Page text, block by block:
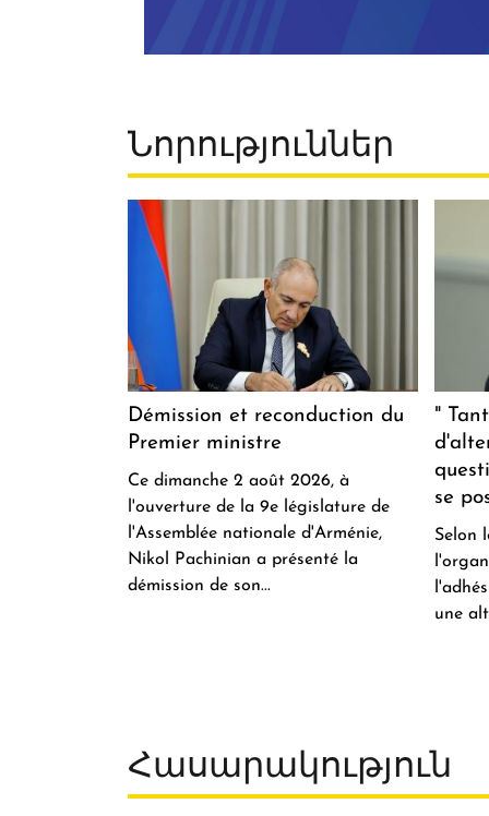
Նորություններ
Démission et reconduction du
Premier ministre
Ce dimanche 2 août 2026, à
l'ouverture de la 9e législature de
l'Assemblée nationale d'Arménie,
Nikol Pachinian a présenté la
démission de son...
"
se
Selon
une
Հասարակություն